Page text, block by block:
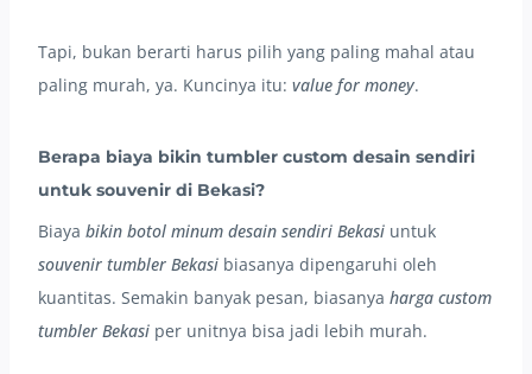
Tapi, bukan berarti harus pilih yang paling mahal atau
paling murah, ya. Kuncinya itu: value for money.
Berapa biaya bikin tumbler custom desain sendiri
untuk souvenir di Bekasi?
Biaya bikin botol minum desain sendiri Bekasi untuk
souvenir tumbler Bekasi biasanya dipengaruhi oleh
kuantitas. Semakin banyak pesan, biasanya harga custom
tumbler Bekasi per unitnya bisa jadi lebih murah.